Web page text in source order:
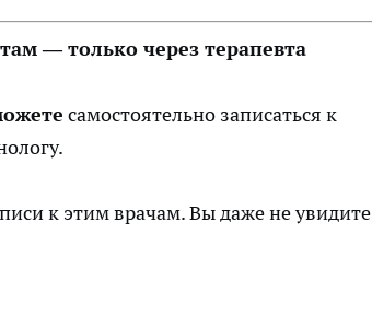
— только через терапевта
самостоятельно записаться к
к этим врачам. Вы даже не увидите